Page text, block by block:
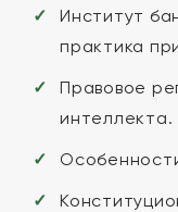
Институт
практика
Правовое
интеллекта.